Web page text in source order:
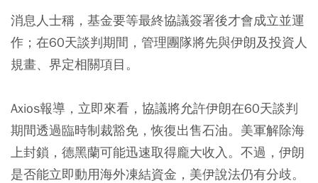
消息人士稱，基金要等最終協議簽署後才會成立並運
作；在60天談判期間，管理團隊將先與伊朗及投資人
規畫、界定相關項目。
Axios報導，立即來看，協議將允許伊朗在60天談判
期間透過臨時制裁豁免，恢復出售石油。美軍解除海
上封鎖，德黑蘭可能迅速取得龐大收入。不過，伊朗
是否能立即動用海外凍結資金，美伊說法仍有分歧。